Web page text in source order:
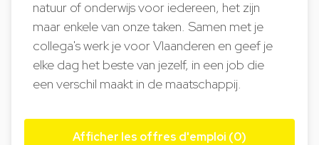
natuur of onderwijs voor iedereen, het zijn
maar enkele van onze taken. Samen met je
collega's werk je voor Vlaanderen en geef je
elke dag het beste van jezelf, in een job die
een verschil maakt in de maatschappij.
Afficher les offres d'emploi (0)